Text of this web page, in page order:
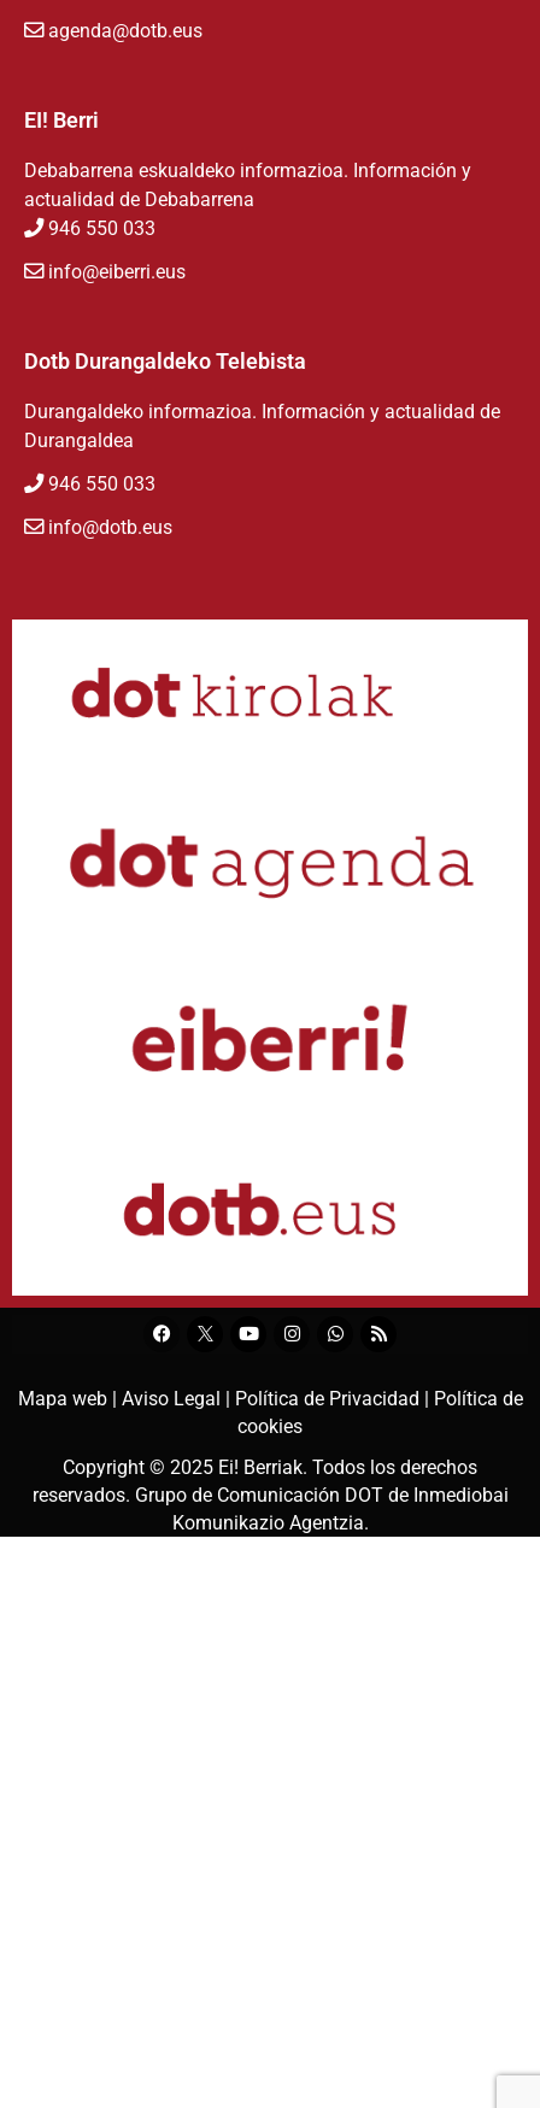
agenda@dotb.eus
EI! Berri
Debabarrena eskualdeko informazioa. Información y
actualidad de Debabarrena
946 550 033
info@eiberri.eus
Dotb Durangaldeko Telebista
Durangaldeko informazioa. Información y actualidad de
Durangaldea
946 550 033
info@dotb.eus
Mapa web | Aviso Legal | Política de Privacidad | Política de
cookies
Copyright © 2025 Ei! Berriak. Todos los derechos
reservados. Grupo de Comunicación DOT de Inmediobai
Komunikazio Agentzia.